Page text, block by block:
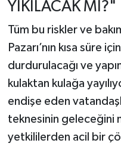
YIKILACAK MI?"
Tüm bu riskler ve
Pazarı’nın kısa süre
durdurulacağı ve
kulaktan kulağa
endişe eden
teknesinin geleceğini
yetkililerden acil bir